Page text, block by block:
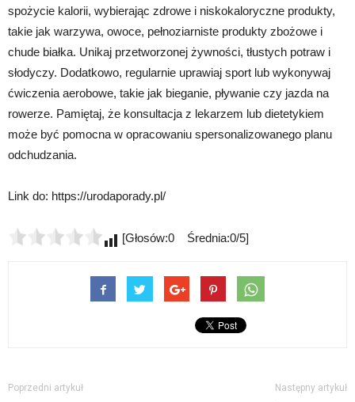
spożycie kalorii, wybierając zdrowe i niskokaloryczne produkty,
takie jak warzywa, owoce, pełnoziarniste produkty zbożowe i
chude białka. Unikaj przetworzonej żywności, tłustych potraw i
słodyczy. Dodatkowo, regularnie uprawiaj sport lub wykonywaj
ćwiczenia aerobowe, takie jak bieganie, pływanie czy jazda na
rowerze. Pamiętaj, że konsultacja z lekarzem lub dietetykiem
może być pomocna w opracowaniu spersonalizowanego planu
odchudzania.
Link do: https://urodaporady.pl/
[Głosów:0 Średnia:0/5]
Poprzedni artykuł Następny artykuł